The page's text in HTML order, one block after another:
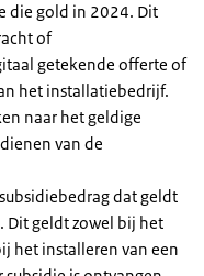
die gold in 2024. Dit
of
getekende offerte of
het installatiebedrijf.
naar het geldige
van de
dat geldt
Dit geldt zowel bij het
het installeren van een